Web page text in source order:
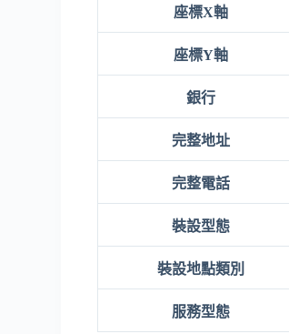
座標X軸
座標Y軸
銀行
完整地址
完整電話
裝設型態
裝設地點類別
服務型態